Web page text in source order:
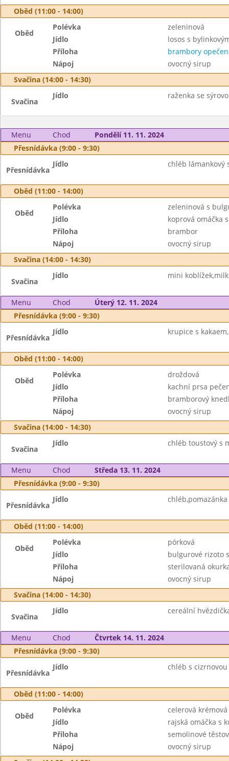
Oběd (11:00 - 14:00)
Oběd
Polévka
zeleninová
Jídlo
losos s
Příloha
brambory
Nápoj
ovocný sirup
Svačina (14:00 - 14:30)
Svačina
Jídlo raženka se
Menu Chod
Pondělí 11. 11. 2024
Přesnídávka (9:00 - 9:30)
Přesnídávka
Jídlo chléb lámankový
Oběd (11:00 - 14:00)
Oběd
Polévka
zeleninová s
Jídlo
koprová omáčka
Příloha
brambor
Nápoj
ovocný sirup
Svačina (14:00 - 14:30)
Svačina
Jídlo mini
Menu Chod
Úterý 12. 11. 2024
Přesnídávka (9:00 - 9:30)
Přesnídávka
Jídlo krupice s
Oběd (11:00 - 14:00)
Oběd
Polévka
droždová
Jídlo
kachní prsa
Příloha
bramborový
Nápoj
ovocný sirup
Svačina (14:00 - 14:30)
Svačina
Jídlo chléb toustový s
Menu Chod
Středa 13. 11. 2024
Přesnídávka (9:00 - 9:30)
Přesnídávka
Jídlo
Oběd (11:00 - 14:00)
Oběd
Polévka
pórková
Jídlo
bulgurové rizoto
Příloha
sterilovaná
Nápoj
ovocný sirup
Svačina (14:00 - 14:30)
Svačina
Jídlo cereální
Menu Chod
Čtvrtek 14. 11. 2024
Přesnídávka (9:00 - 9:30)
Přesnídávka
Jídlo chléb s
Oběd (11:00 - 14:00)
Oběd
Polévka
celerová krémová
Jídlo
rajská omáčka s
Příloha
semolinové
Nápoj
ovocný sirup